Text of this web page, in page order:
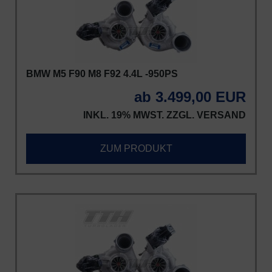
BMW M5 F90 M8 F92 4.4L -950PS
ab 3.499,00 EUR
INKL. 19% MWST. ZZGL. VERSAND
ZUM PRODUKT